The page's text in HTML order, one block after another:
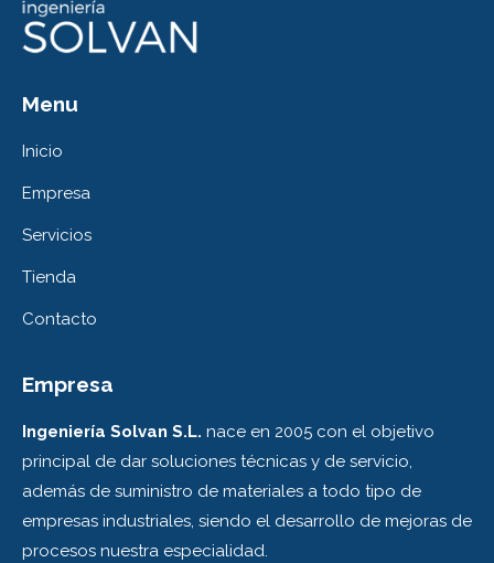
Menu
Inicio
Empresa
Servicios
Tienda
Contacto
Empresa
Ingeniería Solvan S.L. nace en 2005 con el objetivo
principal de dar soluciones técnicas y de servicio,
además de suministro de materiales a todo tipo de
empresas industriales, siendo el desarrollo de mejoras de
procesos nuestra especialidad.